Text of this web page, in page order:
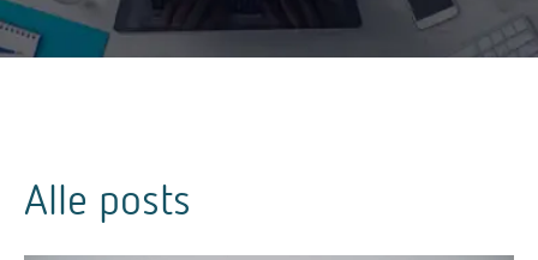
Alle posts